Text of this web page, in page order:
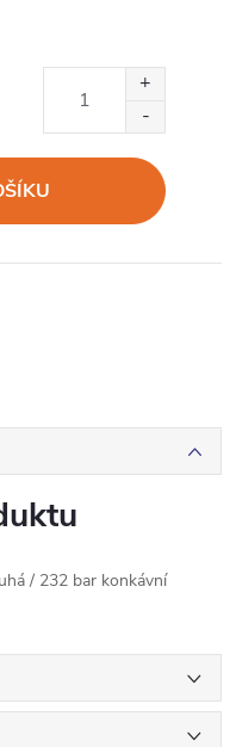
/ 232 bar konkávní